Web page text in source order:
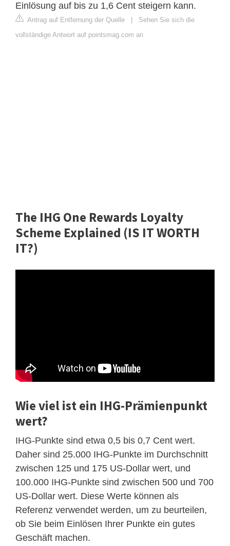
Einlösung auf bis zu 1,6 Cent steigern kann.
Antrag auf Entfernung der Quelle
Sehen Sie sich die
vollständige Antwort auf pointsmag.com an
The IHG One Rewards Loyalty
Scheme Explained (IS IT WORTH
IT?)
Wie viel ist ein IHG-Prämienpunkt
wert?
IHG-Punkte sind etwa 0,5 bis 0,7 Cent wert.
Daher sind 25.000 IHG-Punkte im Durchschnitt
zwischen 125 und 175 US-Dollar wert, und
100.000 IHG-Punkte sind zwischen 500 und 700
US-Dollar wert. Diese Werte können als
Referenz verwendet werden, um zu beurteilen,
ob Sie beim Einlösen Ihrer Punkte ein gutes
Geschäft machen.